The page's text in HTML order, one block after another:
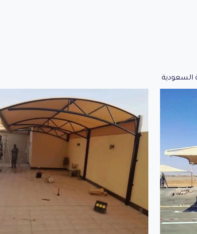
السعودية